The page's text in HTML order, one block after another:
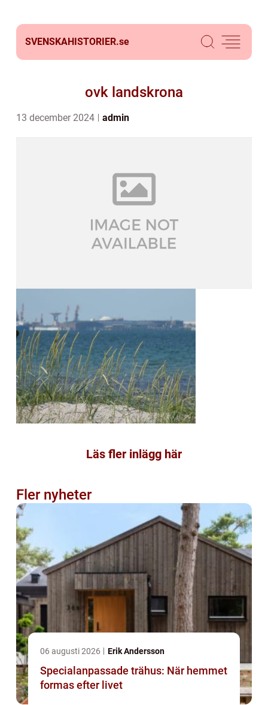
SVENSKAHISTORIER.se
ovk landskrona
13 december 2024 admin
Läs fler inlägg här
Fler nyheter
06 augusti 2026 Erik Andersson
Specialanpassade trähus: När hemmet
formas efter livet